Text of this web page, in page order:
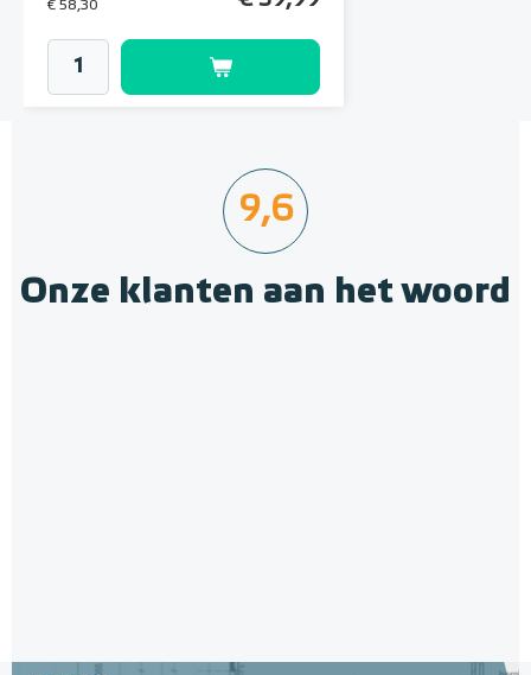
€ 58,30
9,6
Onze klanten aan het woord